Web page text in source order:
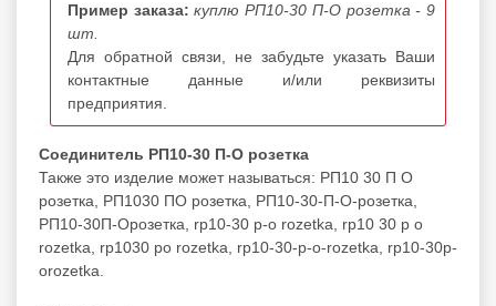
Пример заказа: куплю РП10-30 П-О розетка - 9
шт.
Для обратной связи, не забудьте указать Ваши
контактные данные и/или реквизиты
предприятия.
Соединитель РП10-30 П-О розетка
Также это изделие может называться: РП10 30 П О
розетка, РП1030 ПО розетка, РП10-30-П-О-розетка,
РП10-30П-Орозетка, rp10-30 p-o rozetka, rp10 30 p o
rozetka, rp1030 po rozetka, rp10-30-p-o-rozetka, rp10-30p-
orozetka.